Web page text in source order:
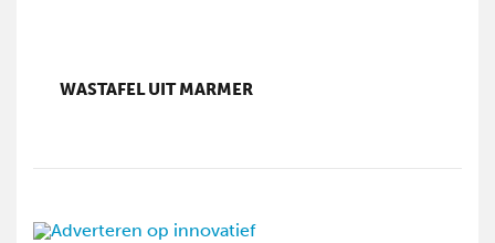
WASTAFEL UIT MARMER